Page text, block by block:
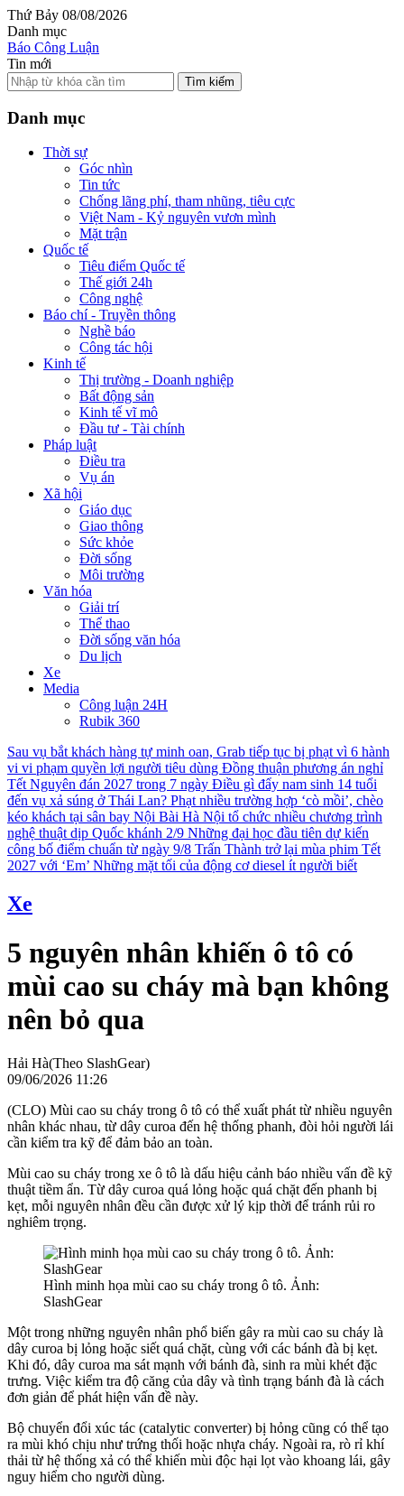
Thứ Bảy 08/08/2026
Danh mục
Báo Công Luận
Tin mới
Tìm kiếm
Danh mục
Thời sự
Góc nhìn
Tin tức
Chống lãng phí, tham nhũng, tiêu cực
Việt Nam - Kỷ nguyên vươn mình
Mặt trận
Quốc tế
Tiêu điểm Quốc tế
Thế giới 24h
Công nghệ
Báo chí - Truyền thông
Nghề báo
Công tác hội
Kinh tế
Thị trường - Doanh nghiệp
Bất động sản
Kinh tế vĩ mô
Đầu tư - Tài chính
Pháp luật
Điều tra
Vụ án
Xã hội
Giáo dục
Giao thông
Sức khỏe
Đời sống
Môi trường
Văn hóa
Giải trí
Thể thao
Đời sống văn hóa
Du lịch
Xe
Media
Công luận 24H
Rubik 360
Sau vụ bắt khách hàng tự minh oan, Grab tiếp tục bị phạt vì 6 hành
vi vi phạm quyền lợi người tiêu dùng Đồng thuận phương án nghỉ
Tết Nguyên đán 2027 trong 7 ngày Điều gì đẩy nam sinh 14 tuổi
đến vụ xả súng ở Thái Lan? Phạt nhiều trường hợp ‘cò mồi’, chèo
kéo khách tại sân bay Nội Bài Hà Nội tổ chức nhiều chương trình
nghệ thuật dịp Quốc khánh 2/9 Những đại học đầu tiên dự kiến
công bố điểm chuẩn từ ngày 9/8 Trấn Thành trở lại mùa phim Tết
2027 với ‘Em’ Những mặt tối của động cơ diesel ít người biết
Xe
5 nguyên nhân khiến ô tô có
mùi cao su cháy mà bạn không
nên bỏ qua
Hải Hà(Theo SlashGear)
09/06/2026 11:26
(CLO) Mùi cao su cháy trong ô tô có thể xuất phát từ nhiều nguyên
nhân khác nhau, từ dây curoa đến hệ thống phanh, đòi hỏi người lái
cần kiểm tra kỹ để đảm bảo an toàn.
Mùi cao su cháy trong xe ô tô là dấu hiệu cảnh báo nhiều vấn đề kỹ
thuật tiềm ẩn. Từ dây curoa quá lỏng hoặc quá chặt đến phanh bị
kẹt, mỗi nguyên nhân đều cần được xử lý kịp thời để tránh rủi ro
nghiêm trọng.
Hình minh họa mùi cao su cháy trong ô tô. Ảnh:
SlashGear
Một trong những nguyên nhân phổ biến gây ra mùi cao su cháy là
dây curoa bị lỏng hoặc siết quá chặt, cùng với các bánh đà bị kẹt.
Khi đó, dây curoa ma sát mạnh với bánh đà, sinh ra mùi khét đặc
trưng. Việc kiểm tra độ căng của dây và tình trạng bánh đà là cách
đơn giản để phát hiện vấn đề này.
Bộ chuyển đổi xúc tác (catalytic converter) bị hỏng cũng có thể tạo
ra mùi khó chịu như trứng thối hoặc nhựa cháy. Ngoài ra, rò rỉ khí
thải từ hệ thống xả có thể khiến mùi độc hại lọt vào khoang lái, gây
nguy hiểm cho người dùng.